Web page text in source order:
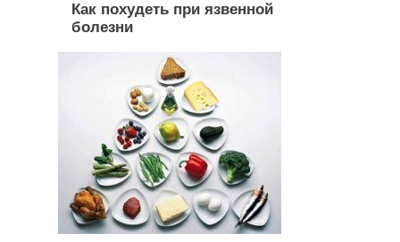
Как похудеть при язвенной
болезни